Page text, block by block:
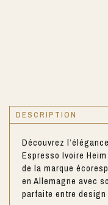
DESCRIPTION
Découvrez
Espresso Ivoire
de la marque
en Allemagne avec
parfaite entre